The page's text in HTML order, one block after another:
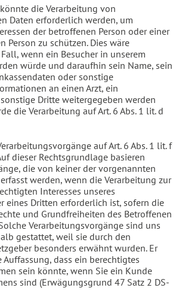
die Verarbeitung von
Daten erforderlich werden, um
der betroffenen Person oder einer
Person zu schützen. Dies wäre
wenn ein Besucher in unserem
würde und daraufhin sein Name, sein
oder sonstige
an einen Arzt, ein
Dritte weitergegeben werden
die Verarbeitung auf Art. 6 Abs. 1 lit. d
auf Art. 6 Abs. 1 lit. f
dieser Rechtsgrundlage basieren
die von keiner der vorgenannten
werden, wenn die Verarbeitung zur
Interesses unseres
eines Dritten erforderlich ist, sofern die
und Grundfreiheiten des Betroffenen
Verarbeitungsvorgänge sind uns
gestattet, weil sie durch den
besonders erwähnt wurden. Er
dass ein berechtigtes
sein könnte, wenn Sie ein Kunde
sind (Erwägungsgrund 47 Satz 2 DS-